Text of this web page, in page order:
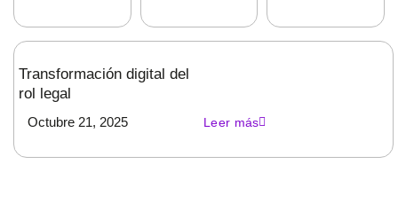
Transformación digital del
rol legal
Octubre 21, 2025 Leer más